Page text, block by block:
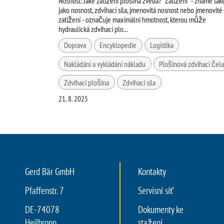
jako nosnost, zdvihací síla, jmenovitá nosnost nebo jmenovité
zatížení - označuje maximální hmotnost, kterou může
hydraulická zdvihací plo...
Doprava
Encyklopedie
Logistika
Nakládání a vykládání nákladu
Plošinová zdvihací čela
Zdvihací plošina
Zdvihací síla
21. 8. 2025
Gerd Bär GmbH
Pfaffenstr. 7
DE-74078
Kontakty
Servisní síť
Dokumenty ke